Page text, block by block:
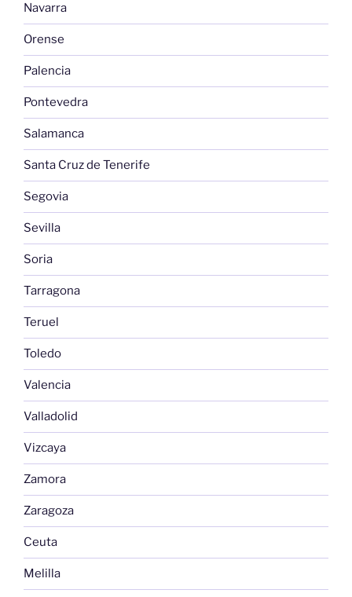
Navarra
Orense
Palencia
Pontevedra
Salamanca
Santa Cruz de Tenerife
Segovia
Sevilla
Soria
Tarragona
Teruel
Toledo
Valencia
Valladolid
Vizcaya
Zamora
Zaragoza
Ceuta
Melilla